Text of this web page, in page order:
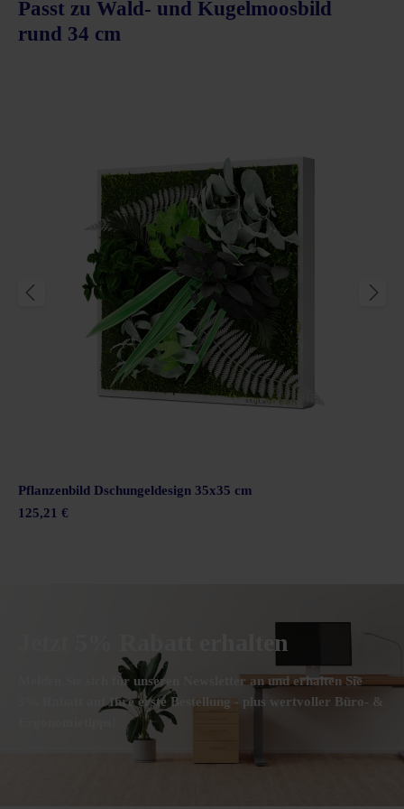
Passt zu Wald- und Kugelmoosbild
rund 34 cm
Pflanzenbild Dschungeldesign 35x35 cm
125,21 €
Jetzt 5% Rabatt erhalten
Melden Sie sich für unseren Newsletter an und erhalten Sie
5% Rabatt auf Ihre erste Bestellung - plus wertvoller Büro- &